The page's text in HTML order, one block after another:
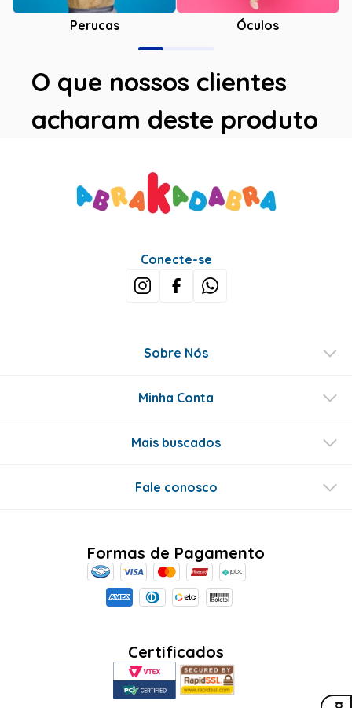
Perucas Óculos
O que nossos clientes
acharam deste produto
Avaliações
Este produto ainda não tem avaliações
SEJA O PRIMEIRO A AVALIAR
Perguntas & respostas
Este produto ainda não tem perguntas
Conecte-se